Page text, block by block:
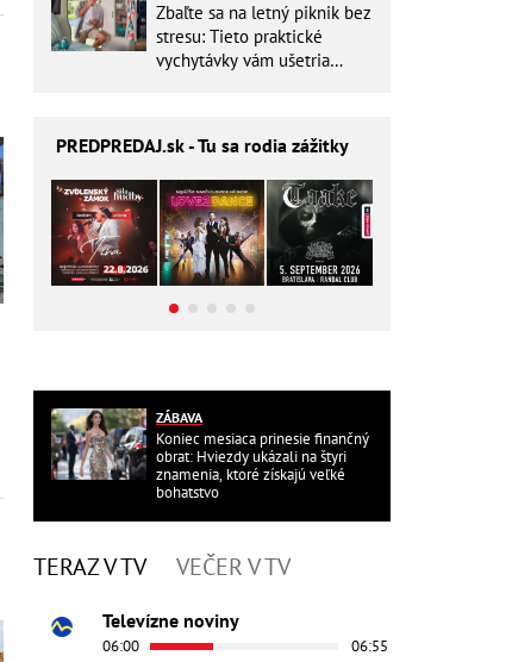
Zbaľte sa na letný piknik bez
stresu: Tieto praktické
vychytávky vám ušetria
PREDPREDAJ.sk - Tu sa rodia zážitky
ZÁBAVA
Koniec mesiaca prinesie finančný
obrat: Hviezdy ukázali na štyri
znamenia, ktoré získajú veľké
bohatstvo
TERAZ V TV VEČER V TV
Televízne noviny
06:00 06:55